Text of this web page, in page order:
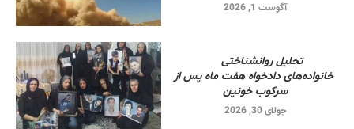
آگوست 1, 2026
تحلیل روانشناختی
خانواده‌های دادخواه هفت ماه پس از
سرکوب خونین
جولای 30, 2026